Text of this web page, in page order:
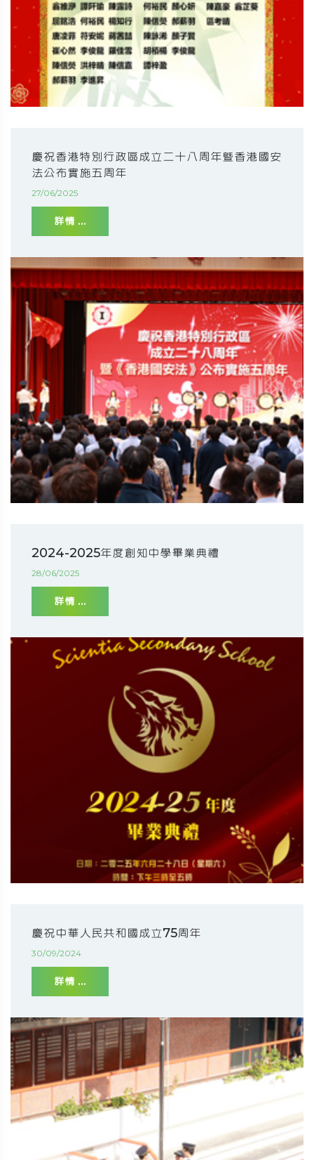
慶祝香港特別行政區成立二十八周年暨香港國安
法公布實施五周年
27/06/2025
詳情 ...
2024-2025年度創知中學畢業典禮
28/06/2025
詳情 ...
慶祝中華人民共和國成立75周年
30/09/2024
詳情 ...